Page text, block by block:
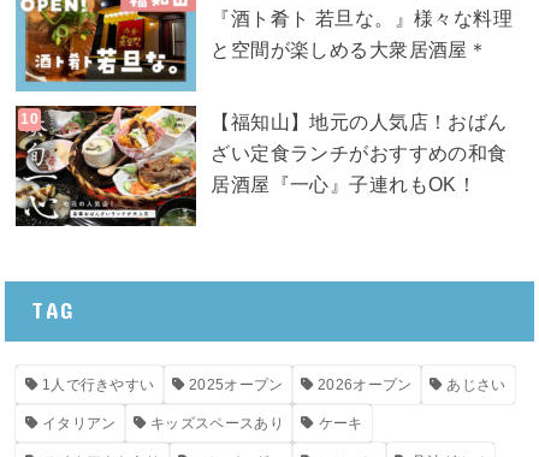
『酒ト肴ト 若旦な。』様々な料理
と空間が楽しめる大衆居酒屋＊
【福知山】地元の人気店！おばん
ざい定食ランチがおすすめの和食
居酒屋『一心』子連れもOK！
TAG
1人で行きやすい 2025オープン 2026オープン あじさい
イタリアン キッズスペースあり ケーキ